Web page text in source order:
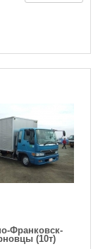
Франковск-
(10т)